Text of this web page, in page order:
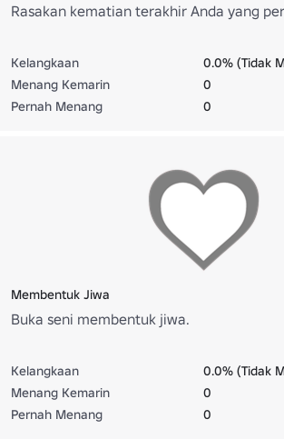
Rasakan kematian terakhir Anda yang
Kelangkaan
0.0% (Tidak
Menang Kemarin
0
Pernah Menang
0
Membentuk Jiwa
Buka seni membentuk jiwa.
Kelangkaan
0.0% (Tidak
Menang Kemarin
0
Pernah Menang
0